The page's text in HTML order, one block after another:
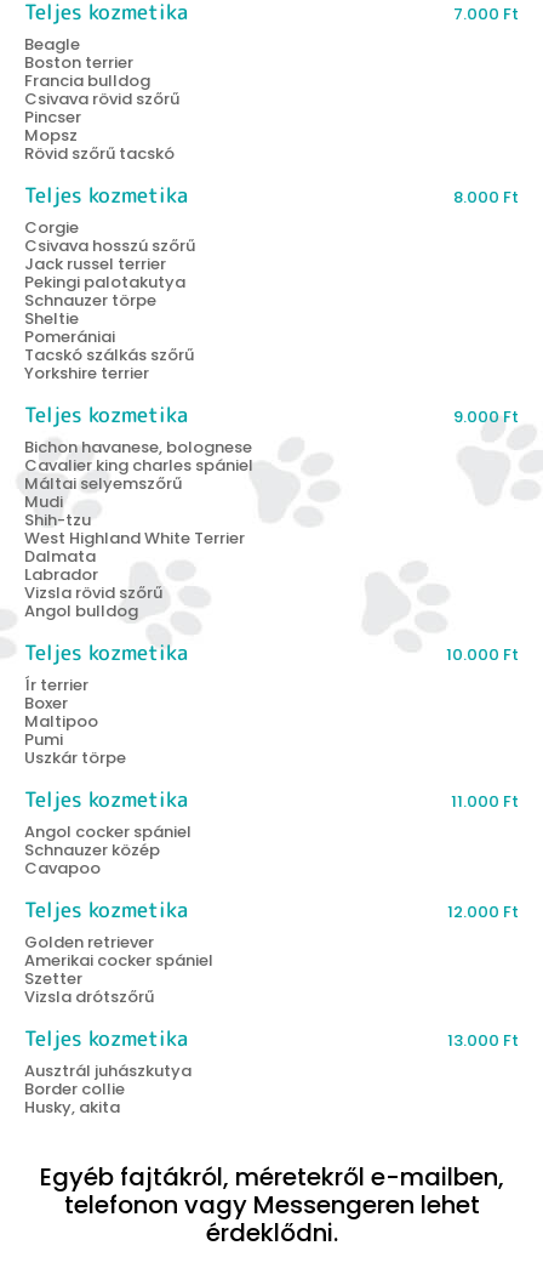
Teljes kozmetika 7.000 Ft
Beagle
Boston terrier
Francia bulldog
Csivava rövid szőrű
Pincser
Mopsz
Rövid szőrű tacskó
Teljes kozmetika 8.000 Ft
Corgie
Csivava hosszú szőrű
Jack russel terrier
Pekingi palotakutya
Schnauzer törpe
Sheltie
Pomerániai
Tacskó szálkás szőrű
Yorkshire terrier
Teljes kozmetika 9.000Ft
Bichon havanese, bolognese
Cavalier king charles spániel
Máltai selyemszőrű
Mudi
Shih-tzu
West Highland White Terrier
Dalmata
Labrador
Vizsla rövid szőrű
Angol bulldog
Teljes kozmetika 10.000 Ft
Ír terrier
Boxer
Maltipoo
Pumi
Uszkár törpe
Teljes kozmetika 11.000 Ft
Angol cocker spániel
Schnauzer közép
Cavapoo
Teljes kozmetika 12.000 Ft
Golden retriever
Amerikai cocker spániel
Szetter
Vizsla drótszőrű
Teljes kozmetika 13.000 Ft
Ausztrál juhászkutya
Border collie
Husky, akita
Egyéb fajtákról, méretekről e-mailben,
telefonon vagy Messengeren lehet
érdeklődni.